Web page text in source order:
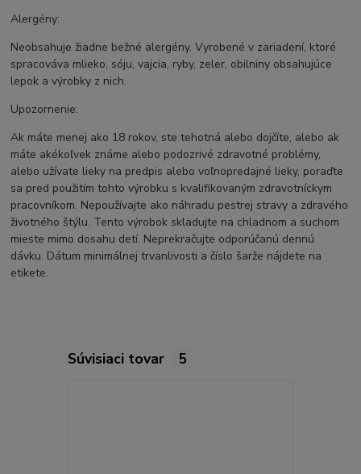
Alergény:
Neobsahuje žiadne bežné alergény. Vyrobené v zariadení, ktoré
spracováva mlieko, sóju, vajcia, ryby, zeler, obilniny obsahujúce
lepok a výrobky z nich.
Upozornenie:
Ak máte menej ako 18 rokov, ste tehotná alebo dojčíte, alebo ak
máte akékoľvek známe alebo podozrivé zdravotné problémy,
alebo užívate lieky na predpis alebo voľnopredajné lieky, poraďte
sa pred použitím tohto výrobku s kvalifikovaným zdravotníckym
pracovníkom. Nepoužívajte ako náhradu pestrej stravy a zdravého
životného štýlu. Tento výrobok skladujte na chladnom a suchom
mieste mimo dosahu detí. Neprekračujte odporúčanú dennú
dávku. Dátum minimálnej trvanlivosti a číslo šarže nájdete na
etikete.
Súvisiaci tovar 5